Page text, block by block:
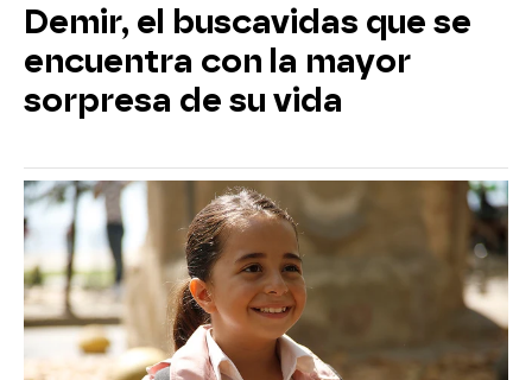
Demir, el buscavidas que se
encuentra con la mayor
sorpresa de su vida